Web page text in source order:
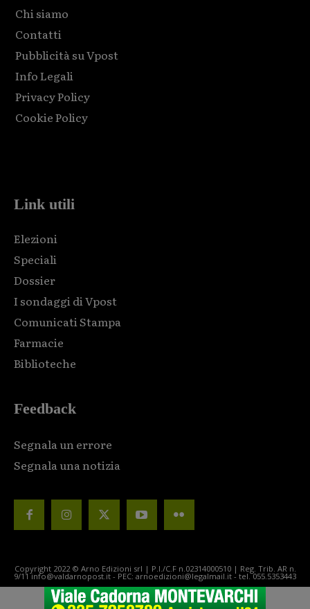
Chi siamo
Contatti
Pubblicità su Vpost
Info Legali
Privacy Policy
Cookie Policy
Link utili
Elezioni
Speciali
Dossier
I sondaggi di Vpost
Comunicati Stampa
Farmacie
Biblioteche
Feedback
Segnala un errore
Segnala una notizia
Copyright 2022 © Arno Edizioni srl | P.I./C.F n.02314000510 | Reg. Trib. AR n.
9/11 info@valdarnopost.it - PEC: arnoedizioni@legalmail.it - tel. 055.5353443